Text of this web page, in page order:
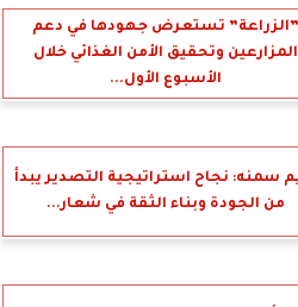
”الزراعة” تستعرض جهودها في دعم
المزارعين وتحقيق الأمن الغذائي خلال
الأسبوع الأول...
سمنه: نجاح استراتيجية التصدير يبدأ
من الجودة وبناء الثقة في شعار...